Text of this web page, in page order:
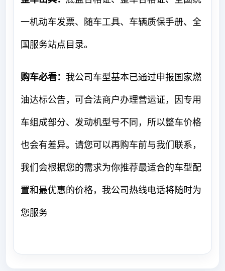
一机动车发票、随车工具、车辆质保手册、全
国服务站点目录。
购车必看： 我公司车型基本已通过申报国家燃
油达标公告，可合法商户办理营运证，因专用
车组成部分、发动机型号不同，所以整车价格
也会有差异。请您可以再购车前与我们联系，
我们会根据您的需求为你推荐最适合的车型配
置和最优惠的价格，我公司热线电话将随时为
您服务